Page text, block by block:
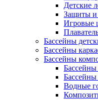
Детские
Защиты
Игровые
Бассейны
Бассейны
Бассейны
Водные